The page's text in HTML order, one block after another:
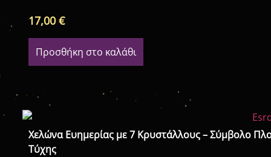
17,00€
Προσθήκη στο καλάθι
Χελώνα Ευημερίας με 7 Κρυστάλλους – Σύμβολο
Τύχης